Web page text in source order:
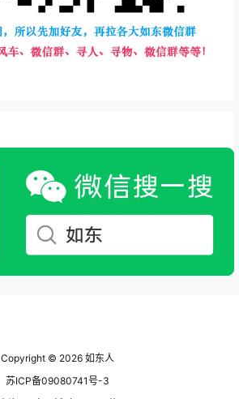
Copyright © 2026 如东人
苏ICP备09080741号-3